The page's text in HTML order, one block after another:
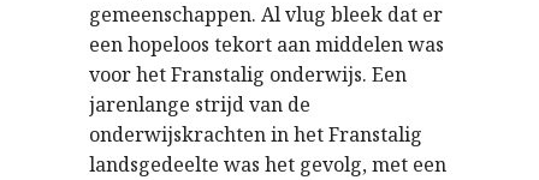
gemeenschappen. Al vlug bleek dat er
een hopeloos tekort aan middelen was
voor het Franstalig onderwijs. Een
jarenlange strijd van de
onderwijskrachten in het Franstalig
landsgedeelte was het gevolg, met een